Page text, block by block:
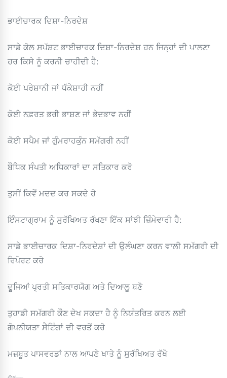
ਭਾਈਚਾਰਕ ਦਿਸ਼ਾ-ਨਿਰਦੇਸ਼
ਸਾਡੇ ਕੋਲ ਸਪੱਸ਼ਟ ਭਾਈਚਾਰਕ ਦਿਸ਼ਾ-ਨਿਰਦੇਸ਼ ਹਨ ਜਿਨ੍ਹਾਂ ਦੀ ਪਾਲਣਾ
ਹਰ ਕਿਸੇ ਨੂੰ ਕਰਨੀ ਚਾਹੀਦੀ ਹੈ:
ਕੋਈ ਪਰੇਸ਼ਾਨੀ ਜਾਂ ਧੱਕੇਸ਼ਾਹੀ ਨਹੀਂ
ਕੋਈ ਨਫ਼ਰਤ ਭਰੀ ਭਾਸ਼ਣ ਜਾਂ ਭੇਦਭਾਵ ਨਹੀਂ
ਕੋਈ ਸਪੈਮ ਜਾਂ ਗੁੰਮਰਾਹਕੁੰਨ ਸਮੱਗਰੀ ਨਹੀਂ
ਬੌਧਿਕ ਸੰਪਤੀ ਅਧਿਕਾਰਾਂ ਦਾ ਸਤਿਕਾਰ ਕਰੋ
ਤੁਸੀਂ ਕਿਵੇਂ ਮਦਦ ਕਰ ਸਕਦੇ ਹੋ
ਇੰਸਟਾਗ੍ਰਾਮ ਨੂੰ ਸੁਰੱਖਿਅਤ ਰੱਖਣਾ ਇੱਕ ਸਾਂਝੀ ਜ਼ਿੰਮੇਵਾਰੀ ਹੈ:
ਸਾਡੇ ਭਾਈਚਾਰਕ ਦਿਸ਼ਾ-ਨਿਰਦੇਸ਼ਾਂ ਦੀ ਉਲੰਘਣਾ ਕਰਨ ਵਾਲੀ ਸਮੱਗਰੀ ਦੀ
ਰਿਪੋਰਟ ਕਰੋ
ਦੂਜਿਆਂ ਪ੍ਰਤੀ ਸਤਿਕਾਰਯੋਗ ਅਤੇ ਦਿਆਲੂ ਬਣੋ
ਤੁਹਾਡੀ ਸਮੱਗਰੀ ਕੌਣ ਦੇਖ ਸਕਦਾ ਹੈ ਨੂੰ ਨਿਯੰਤਰਿਤ ਕਰਨ ਲਈ
ਗੋਪਨੀਯਤਾ ਸੈਟਿੰਗਾਂ ਦੀ ਵਰਤੋਂ ਕਰੋ
ਮਜ਼ਬੂਤ ​​ਪਾਸਵਰਡਾਂ ਨਾਲ ਆਪਣੇ ਖਾਤੇ ਨੂੰ ਸੁਰੱਖਿਅਤ ਰੱਖੋ